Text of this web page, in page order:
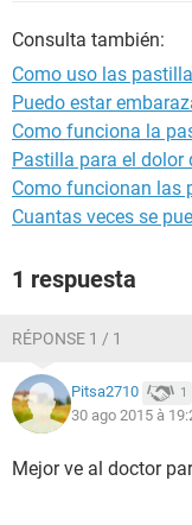
Consulta también:
Como uso las
Puedo estar
Como funciona la
Pastilla para el dolor
Como funcionan las
Cuantas veces se
1 respuesta
RÉPONSE 1 / 1
Pitsa2710 1
30 ago 2015 à
Mejor ve al doctor